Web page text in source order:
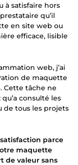
à satisfaire hors
qu’il
en site web ou
efficace, lisible
web, j’ai
de maquette
Cette tâche ne
qu’a consulté les
de tous les projets
parce
maquette
de valeur sans